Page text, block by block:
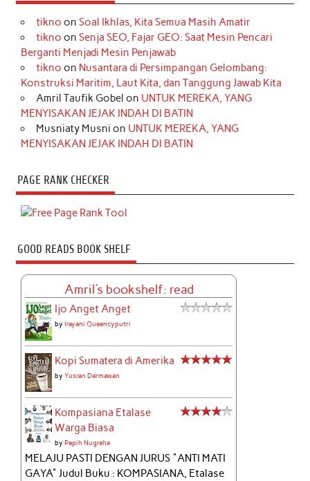
tikno on Soal Ikhlas, Kita Semua Masih Amatir
tikno on Senja SEO, Fajar GEO: Saat Mesin Pencari
Berganti Menjadi Mesin Penjawab
tikno on Nusantara di Persimpangan Gelombang:
Konstruksi Maritim, Laut Kita, dan Tanggung Jawab Kita
Amril Taufik Gobel on UNTUK MEREKA, YANG
MENYISAKAN JEJAK INDAH DI BATIN
Musniaty Musni on UNTUK MEREKA, YANG
MENYISAKAN JEJAK INDAH DI BATIN
PAGE RANK CHECKER
GOOD READS BOOK SHELF
Amril's bookshelf: read
Ijo Anget Anget
byIrayani Queencyputri
Kopi Sumatera di Amerika
byYusran Darmawan
Kompasiana Etalase
Warga Biasa
byPepih Nugraha
MELAJU PASTI DENGAN JURUS "ANTI MATI
GAYA" Judul Buku : KOMPASIANA, Etalase